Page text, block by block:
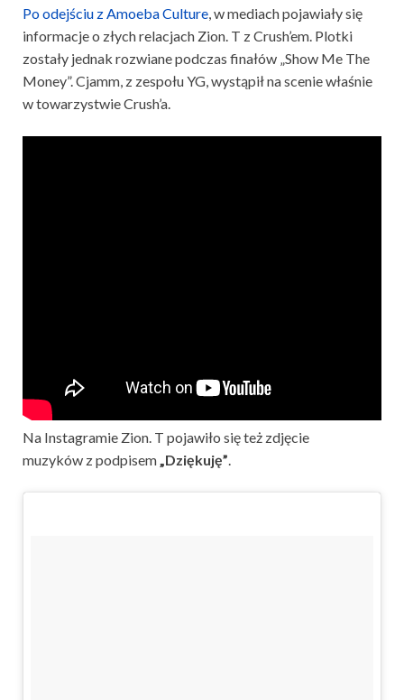
Po odejściu z Amoeba Culture, w mediach pojawiały się
informacje o złych relacjach Zion. T z Crush’em. Plotki
zostały jednak rozwiane podczas finałów „Show Me The
Money”. Cjamm, z zespołu YG, wystąpił na scenie właśnie
w towarzystwie Crush’a.
Na Instagramie Zion. T pojawiło się też zdjęcie
muzyków z podpisem„Dziękuję”.